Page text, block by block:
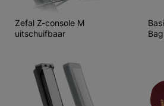
Zefal Z-console M
uitschuifbaar